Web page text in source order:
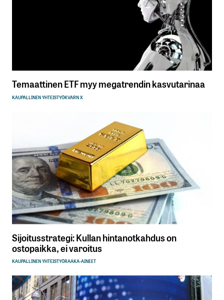
Temaattinen ETF myy megatrendin kasvutarinaa
KAUPALLINEN YHTEISTYÖKVARN X
Sijoitusstrategi: Kullan hintanotkahdus on
ostopaikka, ei varoitus
KAUPALLINEN YHTEISTYÖRAAKA-AINEET